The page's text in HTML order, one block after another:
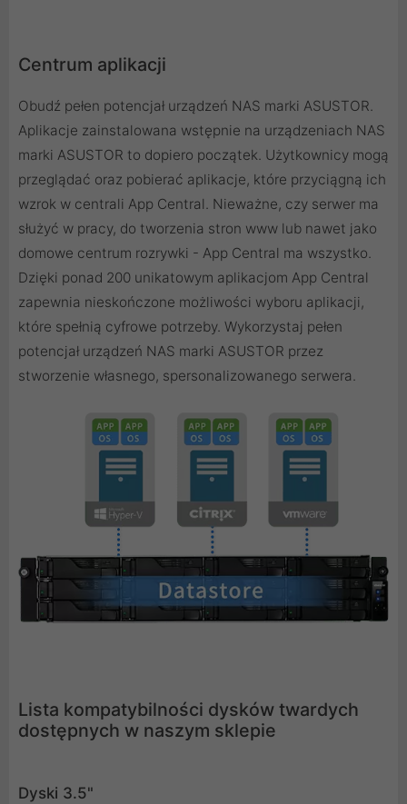
Centrum aplikacji
Obudź pełen potencjał urządzeń NAS marki ASUSTOR.
Aplikacje zainstalowana wstępnie na urządzeniach NAS
marki ASUSTOR to dopiero początek. Użytkownicy mogą
przeglądać oraz pobierać aplikacje, które przyciągną ich
wzrok w centrali App Central. Nieważne, czy serwer ma
służyć w pracy, do tworzenia stron www lub nawet jako
domowe centrum rozrywki - App Central ma wszystko.
Dzięki ponad 200 unikatowym aplikacjom App Central
zapewnia nieskończone możliwości wyboru aplikacji,
które spełnią cyfrowe potrzeby. Wykorzystaj pełen
potencjał urządzeń NAS marki ASUSTOR przez
stworzenie własnego, spersonalizowanego serwera.
Lista kompatybilności dysków twardych
dostępnych w naszym sklepie
Dyski 3.5"